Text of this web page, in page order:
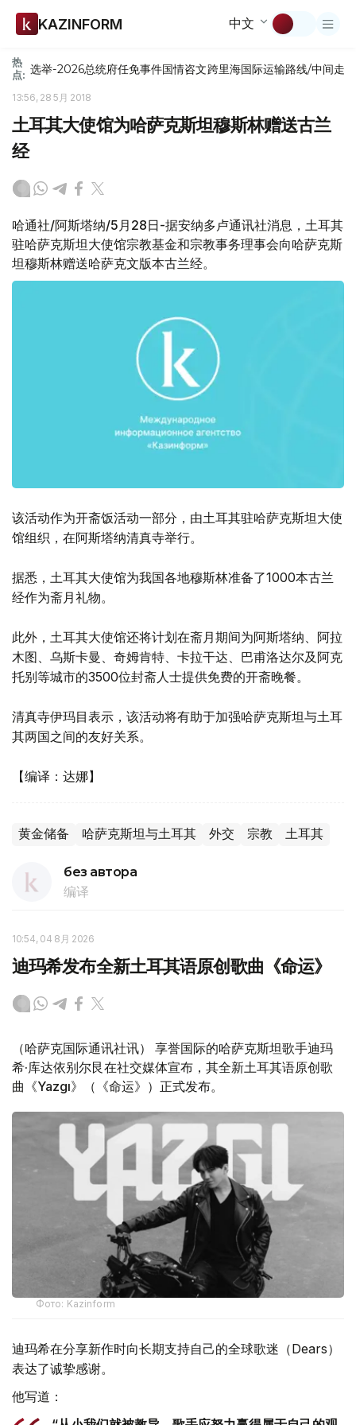
KAZINFORM 中文
热
点: 选举-2026总统府任免事件国情咨文跨里海国际运输路线/中间走廊
13:56, 28 5月 2018
土耳其大使馆为哈萨克斯坦穆斯林赠送古兰
经
哈通社/阿斯塔纳/5月28日-据安纳多卢通讯社消息，土耳其
驻哈萨克斯坦大使馆宗教基金和宗教事务理事会向哈萨克斯
坦穆斯林赠送哈萨克文版本古兰经。
该活动作为开斋饭活动一部分，由土耳其驻哈萨克斯坦大使
馆组织，在阿斯塔纳清真寺举行。
据悉，土耳其大使馆为我国各地穆斯林准备了1000本古兰
经作为斋月礼物。
此外，土耳其大使馆还将计划在斋月期间为阿斯塔纳、阿拉
木图、乌斯卡曼、奇姆肯特、卡拉干达、巴甫洛达尔及阿克
托别等城市的3500位封斋人士提供免费的开斋晚餐。
清真寺伊玛目表示，该活动将有助于加强哈萨克斯坦与土耳
其两国之间的友好关系。
【编译：达娜】
黄金储备 哈萨克斯坦与土耳其 外交 宗教 土耳其
без автора
编译
10:54, 04 8月 2026
迪玛希发布全新土耳其语原创歌曲《命运》
（哈萨克国际通讯社讯） 享誉国际的哈萨克斯坦歌手迪玛
希·库达依别尔艮在社交媒体宣布，其全新土耳其语原创歌
曲《Yazgı》（《命运》）正式发布。
Фото: Kazinform
迪玛希在分享新作时向长期支持自己的全球歌迷（Dears）
表达了诚挚感谢。
他写道：